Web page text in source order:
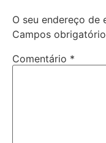
O seu endereço de
Campos
Comentário *